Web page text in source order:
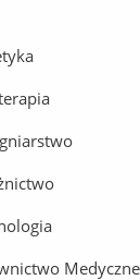
Medyczne